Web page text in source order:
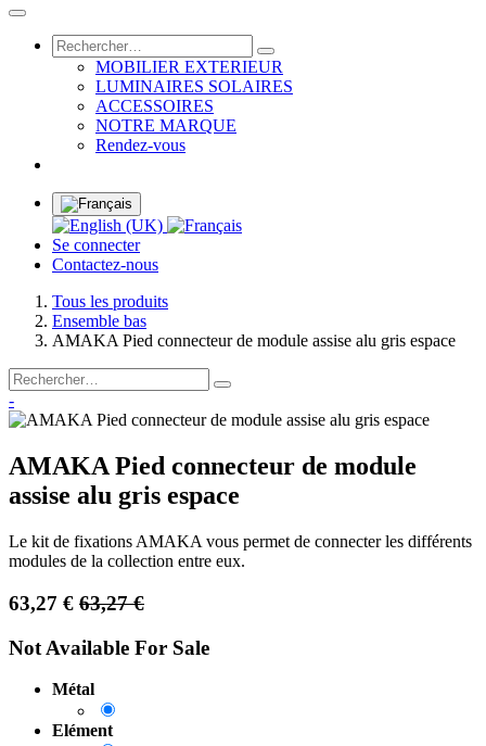
MOBILIER EXTERIEUR
LUMINAIRES SOLAIRES
ACCESSOIRES
NOTRE MARQUE
Rendez-vous
Se connecter
Contactez-nous
Tous les produits
Ensemble bas
AMAKA Pied connecteur de module assise alu gris espace
-
AMAKA Pied connecteur de module
assise alu gris espace
Le kit de fixations AMAKA vous permet de connecter les différents
modules de la collection entre eux.
63,27 € 63,27€
Not Available For Sale
Métal
Elément